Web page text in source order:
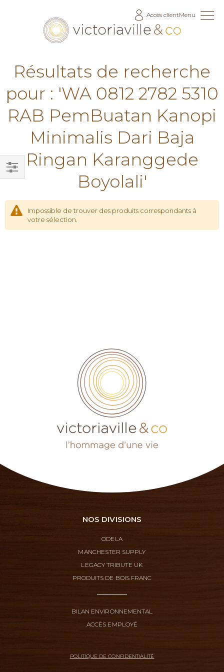
Accès clientMenu
Résultats de recherche
pour : 'WA 0812 2782 5310
RAB PemBuatan Kanopi
Minimalis Dari Baja
Ringan Karanggede
Boyolali'
Impossible de trouver des produits correspondants à
votre sélection.
Filtrer
NOS DIVISIONS
ODELA
MANCHESTER SUPPLY
LEGACY TRIBUTE UK
PRODUITS DE BOIS FRANC
BILAN ENVIRONNEMENTAL
ACCÈS EMPLOYÉ
POLITIQUE DE CONFIDENTIALITÉ